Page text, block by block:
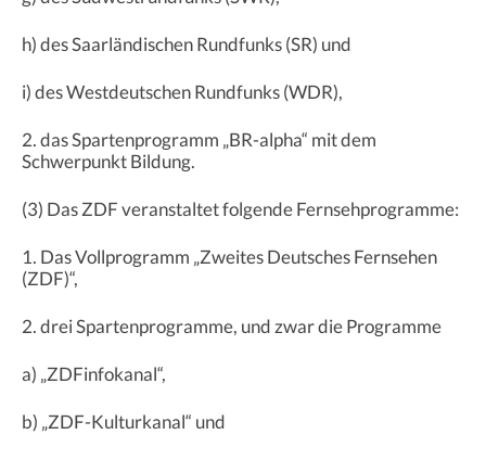
h) des Saarländischen Rundfunks (SR) und
i) des Westdeutschen Rundfunks (WDR),
2. das Spartenprogramm „BR-alpha“ mit dem
Schwerpunkt Bildung.
(3) Das ZDF veranstaltet folgende Fernsehprogramme:
1. Das Vollprogramm „Zweites Deutsches Fernsehen
(ZDF)“,
2. drei Spartenprogramme, und zwar die Programme
a) „ZDFinfokanal“,
b) „ZDF-Kulturkanal“ und